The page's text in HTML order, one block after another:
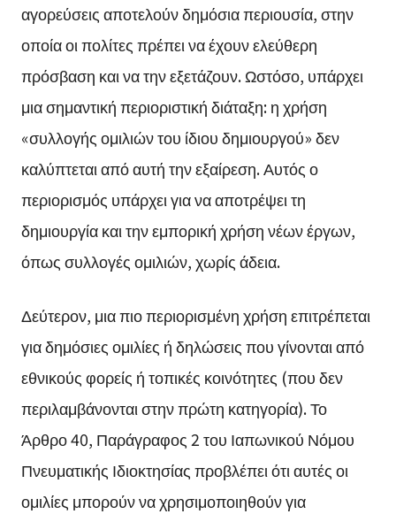
αγορεύσεις αποτελούν δημόσια περιουσία, στην
οποία οι πολίτες πρέπει να έχουν ελεύθερη
πρόσβαση και να την εξετάζουν. Ωστόσο, υπάρχει
μια σημαντική περιοριστική διάταξη: η χρήση
«συλλογής ομιλιών του ίδιου δημιουργού» δεν
καλύπτεται από αυτή την εξαίρεση. Αυτός ο
περιορισμός υπάρχει για να αποτρέψει τη
δημιουργία και την εμπορική χρήση νέων έργων,
όπως συλλογές ομιλιών, χωρίς άδεια.
Δεύτερον, μια πιο περιορισμένη χρήση επιτρέπεται
για δημόσιες ομιλίες ή δηλώσεις που γίνονται από
εθνικούς φορείς ή τοπικές κοινότητες (που δεν
περιλαμβάνονται στην πρώτη κατηγορία). Το
Άρθρο 40, Παράγραφος 2 του Ιαπωνικού Νόμου
Πνευματικής Ιδιοκτησίας προβλέπει ότι αυτές οι
ομιλίες μπορούν να χρησιμοποιηθούν για